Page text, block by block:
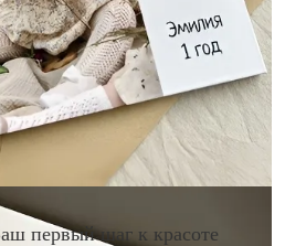
первый шаг к красоте